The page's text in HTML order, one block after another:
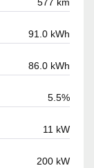
577 km
91.0 kWh
86.0 kWh
5.5%
11 kW
200 kW